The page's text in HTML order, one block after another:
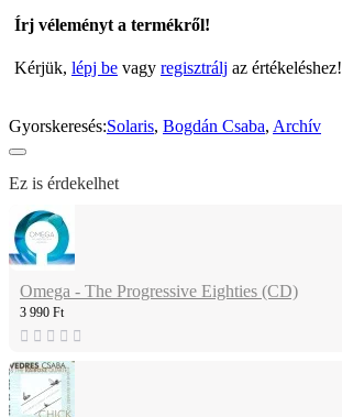
Írj véleményt a termékről!
Kérjük, lépj be vagy regisztrálj az értékeléshez!
Gyorskeresés:Solaris, Bogdán Csaba, Archív
Ez is érdekelhet
Omega - The Progressive Eighties (CD)
3 990 Ft